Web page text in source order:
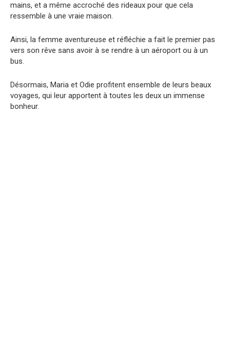
mains, et a même accroché des rideaux pour que cela
ressemble à une vraie maison.
Ainsi, la femme aventureuse et réfléchie a fait le premier pas
vers son rêve sans avoir à se rendre à un aéroport ou à un
bus.
Désormais, Maria et Odie profitent ensemble de leurs beaux
voyages, qui leur apportent à toutes les deux un immense
bonheur.